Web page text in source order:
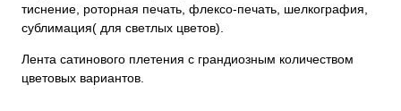
тиснение, роторная печать, флексо-печать, шелкография,
сублимация( для светлых цветов).
Лента сатинового плетения с грандиозным количеством
цветовых вариантов.